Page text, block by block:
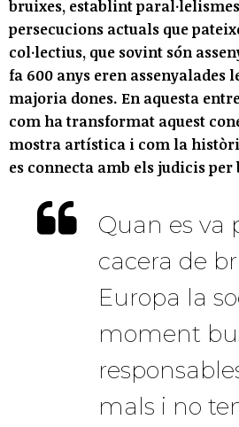
bruixes, establint
persecucions actuals que
col·lectius, que sovint són
fa 600 anys eren assenyalades
majoria dones. En aquesta
com ha transformat aquest
mostra artística i com la
es connecta amb els judicis
Quan es va
cacera de
Europa la
moment
mals i no